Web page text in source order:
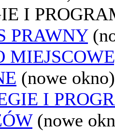
I
PRAWNY
(nowe okno)
I
(nowe